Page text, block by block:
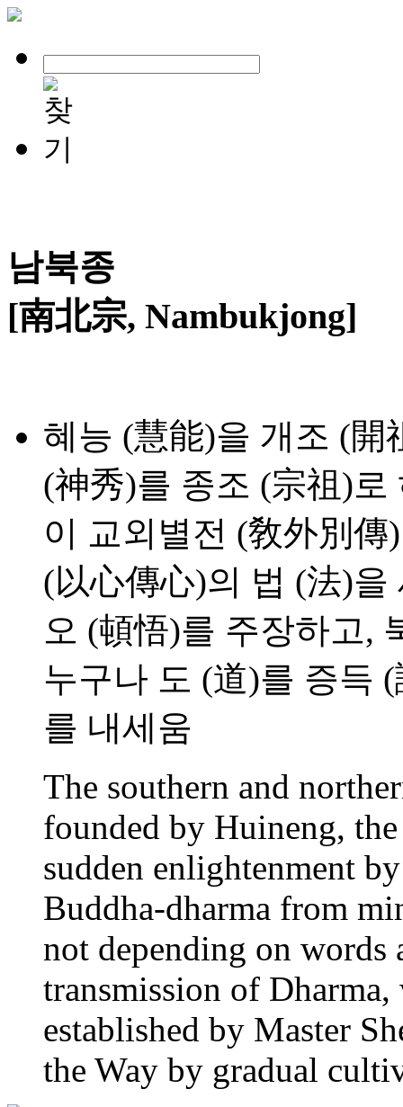
남북종
[南北宗, Nambukjong]
혜능 (慧能)을 개조 (開
(神秀)를 종조 (宗祖)
이 교외별전 (敎外別
(以心傳心)의 법 (法)
오 (頓悟)를 주장하고,
누구나 도 (道)를 증득
를 내세움
The southern and
founded by Huineng,
sudden enlightenment
Buddha-dharma from
not depending on words
transmission of
established by Master
the Way by gradual